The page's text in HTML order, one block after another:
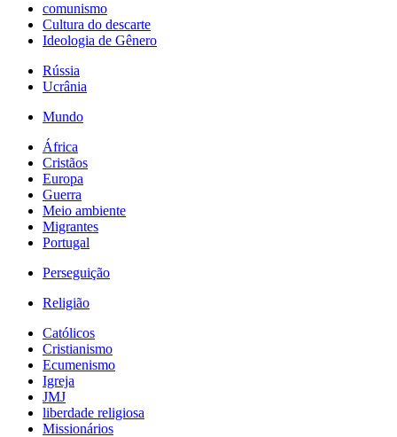
comunismo
Cultura do descarte
Ideologia de Gênero
Rússia
Ucrânia
Mundo
África
Cristãos
Europa
Guerra
Meio ambiente
Migrantes
Portugal
Perseguição
Religião
Católicos
Cristianismo
Ecumenismo
Igreja
JMJ
liberdade religiosa
Missionários